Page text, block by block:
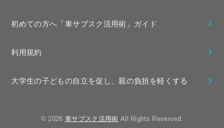
初めての方へ「車サブスク活用術」ガイド
利用規約
大学生の子どもの自立を促し、親の負担を軽くする
© 2026 車サブスク活用術 All Rights Reserved.